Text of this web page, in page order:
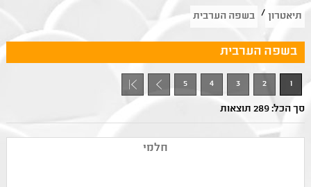
תיאטרון / בשפה הערבית
בשפה הערבית
1
2
3
4
5
סך הכל: 289 תוצאות
חלמי